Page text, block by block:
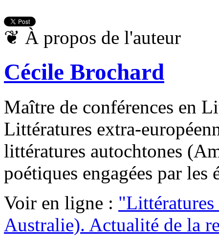
❦ À propos de l'auteur
Cécile Brochard
Maître de conférences en
Littératures extra-
littératures autochtones
poétiques engagées par
Voir en ligne :
Australie). Actualité de la